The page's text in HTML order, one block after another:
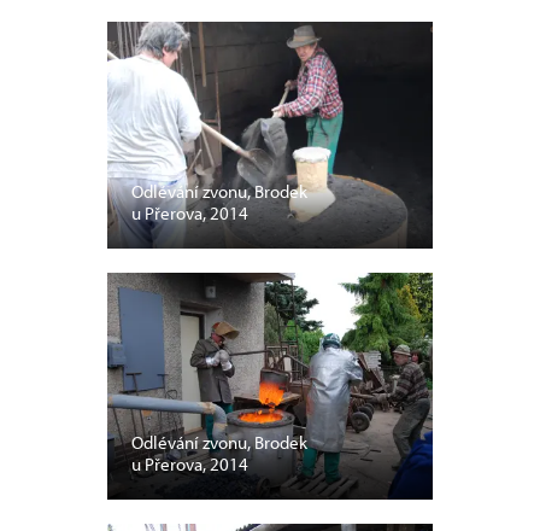
Odlévání zvonu, Brodek
u Přerova, 2014
Odlévání zvonu, Brodek
u Přerova, 2014